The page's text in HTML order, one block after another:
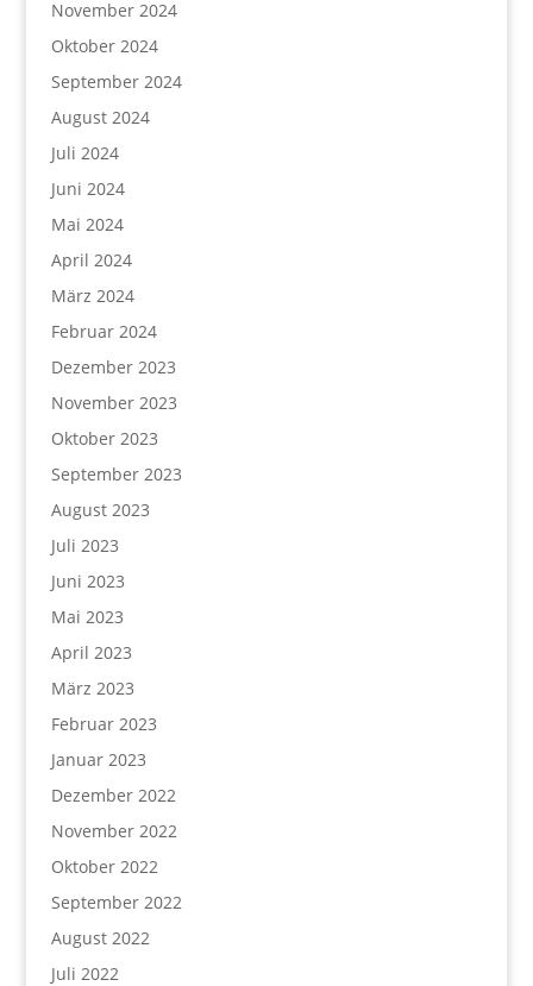
November 2024
Oktober 2024
September 2024
August 2024
Juli 2024
Juni 2024
Mai 2024
April 2024
März 2024
Februar 2024
Dezember 2023
November 2023
Oktober 2023
September 2023
August 2023
Juli 2023
Juni 2023
Mai 2023
April 2023
März 2023
Februar 2023
Januar 2023
Dezember 2022
November 2022
Oktober 2022
September 2022
August 2022
Juli 2022